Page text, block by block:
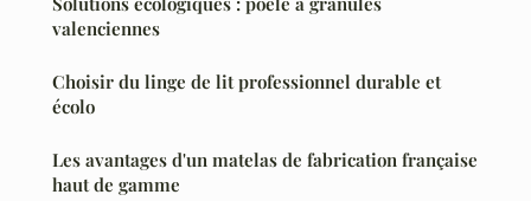
valenciennes
Choisir du linge de lit professionnel durable et
écolo
Les avantages d'un matelas de fabrication française
haut de gamme